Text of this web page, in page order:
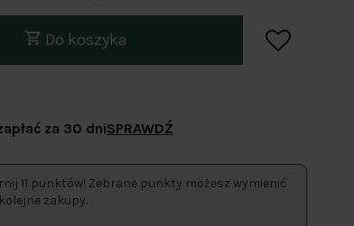
Do koszyka
za 30 dniSPRAWDŹ
11 punktów! Zebrane punkty możesz wymienić
zakupy.